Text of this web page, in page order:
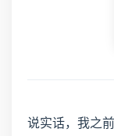
说实话，我之